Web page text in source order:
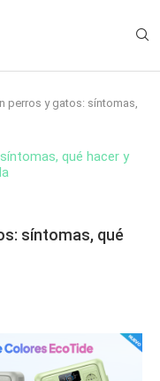
perros y gatos: síntomas,
síntomas, qué